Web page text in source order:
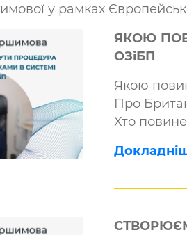
у рамках
ЯКОЮ
ОЗіБП
Якою
Про
Хто